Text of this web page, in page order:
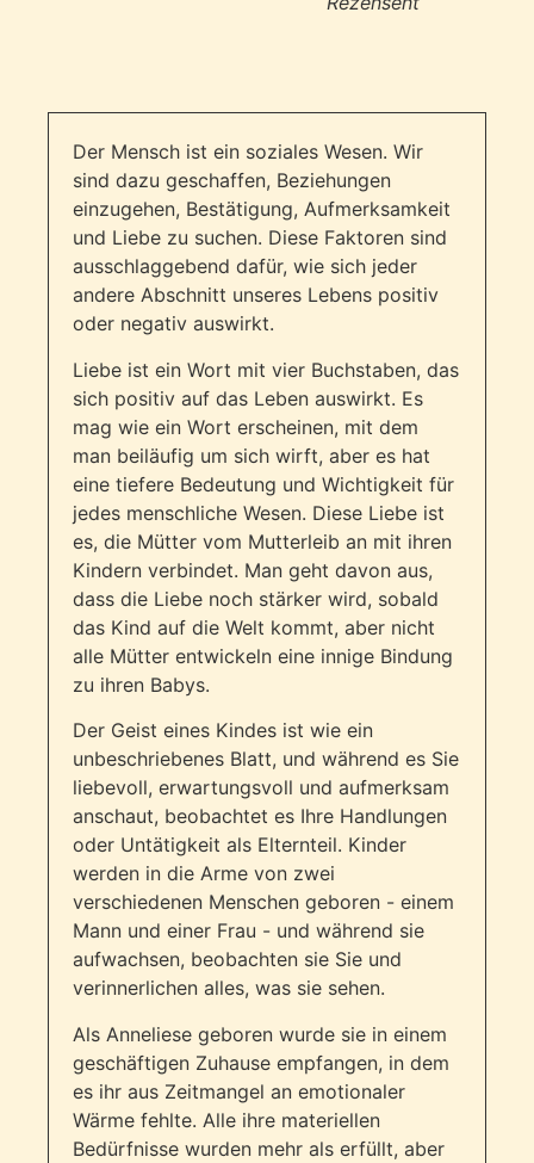
Der Mensch ist ein soziales Wesen. Wir
sind dazu geschaffen, Beziehungen
einzugehen, Bestätigung, Aufmerksamkeit
und Liebe zu suchen. Diese Faktoren sind
ausschlaggebend dafür, wie sich jeder
andere Abschnitt unseres Lebens positiv
oder negativ auswirkt.
Liebe ist ein Wort mit vier Buchstaben, das
sich positiv auf das Leben auswirkt. Es
mag wie ein Wort erscheinen, mit dem
man beiläufig um sich wirft, aber es hat
eine tiefere Bedeutung und Wichtigkeit für
jedes menschliche Wesen. Diese Liebe ist
es, die Mütter vom Mutterleib an mit ihren
Kindern verbindet. Man geht davon aus,
dass die Liebe noch stärker wird, sobald
das Kind auf die Welt kommt, aber nicht
alle Mütter entwickeln eine innige Bindung
zu ihren Babys.
Der Geist eines Kindes ist wie ein
unbeschriebenes Blatt, und während es Sie
liebevoll, erwartungsvoll und aufmerksam
anschaut, beobachtet es Ihre Handlungen
oder Untätigkeit als Elternteil. Kinder
werden in die Arme von zwei
verschiedenen Menschen geboren - einem
Mann und einer Frau - und während sie
aufwachsen, beobachten sie Sie und
verinnerlichen alles, was sie sehen.
Als Anneliese geboren wurde sie in einem
geschäftigen Zuhause empfangen, in dem
es ihr aus Zeitmangel an emotionaler
Wärme fehlte. Alle ihre materiellen
Bedürfnisse wurden mehr als erfüllt, aber